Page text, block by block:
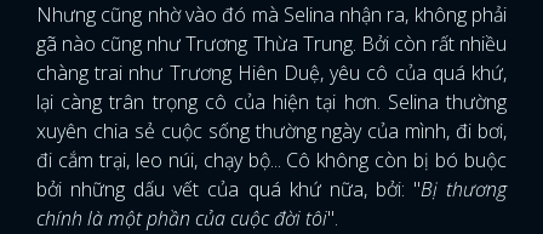
Nhưng cũng nhờ vào đó mà Selina nhận ra, không phải
gã nào cũng như Trương Thừa Trung. Bởi còn rất nhiều
chàng trai như Trương Hiên Duệ, yêu cô của quá khứ,
lại càng trân trọng cô của hiện tại hơn. Selina thường
xuyên chia sẻ cuộc sống thường ngày của mình, đi bơi,
đi cắm trại, leo núi, chạy bộ... Cô không còn bị bó buộc
bởi những dấu vết của quá khứ nữa, bởi: "Bị thương
chính là một phần của cuộc đời tôi".